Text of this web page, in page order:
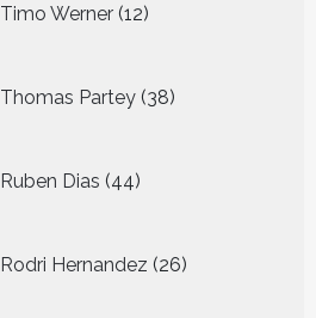
Timo Werner 12
producten
Thomas Partey 38
producten
Ruben Dias 44
producten
Rodri Hernandez 26
producten